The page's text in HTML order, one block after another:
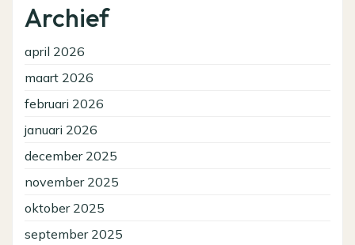
Archief
april 2026
maart 2026
februari 2026
januari 2026
december 2025
november 2025
oktober 2025
september 2025